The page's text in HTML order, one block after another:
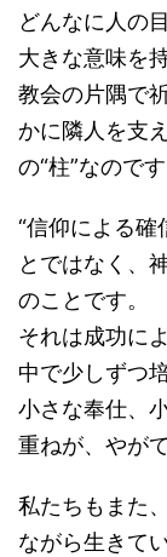
どんなに人の
大きな意味を持
教会の片隅で
かに隣人を支
の“柱”なのです
“信仰による確
とではなく、
のことです。
それは成功に
中で少しずつ
小さな奉仕、
重ねが、やが
私たちもまた
ながら生きて